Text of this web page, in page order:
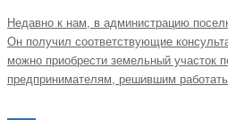
Недавно к нам, в администрацию
Он получил соответствующие
можно приобрести земельный участок
предпринимателям, решившим